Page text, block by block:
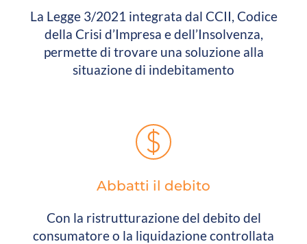
La Legge 3/2021 integrata dal CCII, Codice
della Crisi d’Impresa e dell’Insolvenza,
permette di trovare una soluzione alla
situazione di indebitamento
Abbatti il debito
Con la ristrutturazione del debito del
consumatore o la liquidazione controllata